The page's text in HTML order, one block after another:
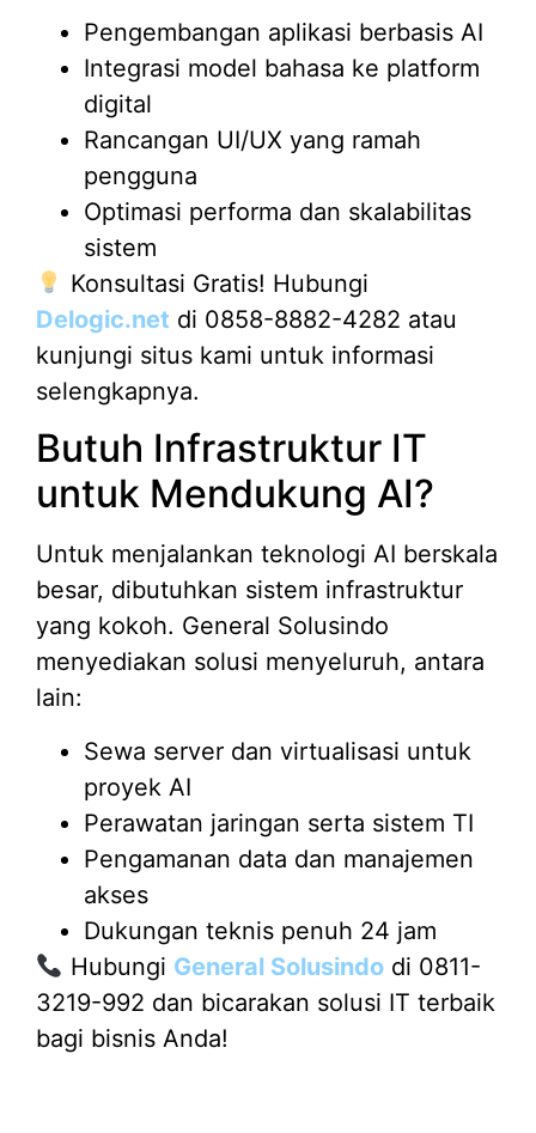
Pengembangan aplikasi berbasis AI
Integrasi model bahasa ke platform
digital
Rancangan UI/UX yang ramah
pengguna
Optimasi performa dan skalabilitas
sistem
Konsultasi Gratis! Hubungi
Delogic.net di 0858-8882-4282 atau
kunjungi situs kami untuk informasi
selengkapnya.
Butuh Infrastruktur IT
untuk Mendukung AI?
Untuk menjalankan teknologi AI berskala
besar, dibutuhkan sistem infrastruktur
yang kokoh. General Solusindo
menyediakan solusi menyeluruh, antara
lain:
Sewa server dan virtualisasi untuk
proyek AI
Perawatan jaringan serta sistem TI
Pengamanan data dan manajemen
akses
Dukungan teknis penuh 24 jam
Hubungi General Solusindodi 0811-
3219-992 dan bicarakan solusi IT terbaik
bagi bisnis Anda!